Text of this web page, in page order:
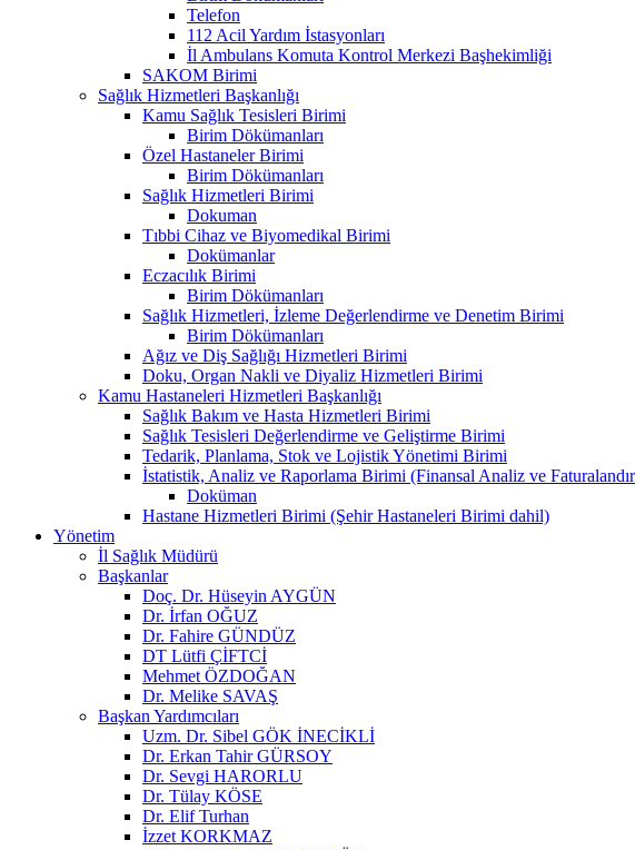
Telefon
112 Acil Yardım İstasyonları
İl Ambulans Komuta Kontrol Merkezi Başhekimliği
SAKOM Birimi
Sağlık Hizmetleri Başkanlığı
Kamu Sağlık Tesisleri Birimi
Birim Dökümanları
Özel Hastaneler Birimi
Birim Dökümanları
Sağlık Hizmetleri Birimi
Dokuman
Tıbbi Cihaz ve Biyomedikal Birimi
Dokümanlar
Eczacılık Birimi
Birim Dökümanları
Sağlık Hizmetleri, İzleme Değerlendirme ve Denetim Birimi
Birim Dökümanları
Ağız ve Diş Sağlığı Hizmetleri Birimi
Doku, Organ Nakli ve Diyaliz Hizmetleri Birimi
Kamu Hastaneleri Hizmetleri Başkanlığı
Sağlık Bakım ve Hasta Hizmetleri Birimi
Sağlık Tesisleri Değerlendirme ve Geliştirme Birimi
Tedarik, Planlama, Stok ve Lojistik Yönetimi Birimi
İstatistik, Analiz ve Raporlama Birimi (Finansal Analiz ve
Doküman
Hastane Hizmetleri Birimi (Şehir Hastaneleri Birimi dahil)
Yönetim
İl Sağlık Müdürü
Başkanlar
Doç. Dr. Hüseyin AYGÜN
Dr. İrfan OĞUZ
Dr. Fahire GÜNDÜZ
DT Lütfi ÇİFTCİ
Mehmet ÖZDOĞAN
Dr. Melike SAVAŞ
Başkan Yardımcıları
Uzm. Dr. Sibel GÖK İNECİKLİ
Dr. Erkan Tahir GÜRSOY
Dr. Sevgi HARORLU
Dr. Tülay KÖSE
Dr. Elif Turhan
İzzet KORKMAZ